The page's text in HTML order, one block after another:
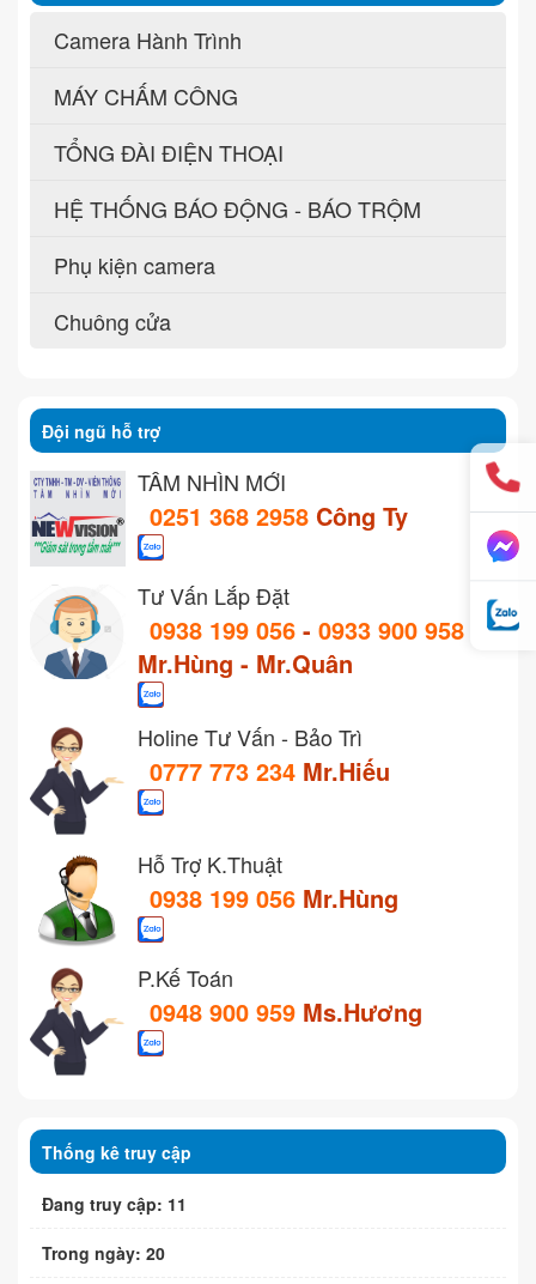
Camera Hành Trình
MÁY CHẤM CÔNG
TỔNG ĐÀI ĐIỆN THOẠI
HỆ THỐNG BÁO ĐỘNG - BÁO TRỘM
Phụ kiện camera
Chuông cửa
Đội ngũ hỗ trợ
TẦM NHÌN MỚI
0251 368 2958 Công Ty
Tư Vấn Lắp Đặt
0938 199 056 - 0933 900 958
Mr.Hùng - Mr.Quân
Holine Tư Vấn - Bảo Trì
0777 773 234 Mr.Hiếu
Hỗ Trợ K.Thuật
0938 199 056 Mr.Hùng
P.Kế Toán
0948 900 959 Ms.Hương
Thống kê truy cập
Đang truy cập: 11
Trong ngày: 20